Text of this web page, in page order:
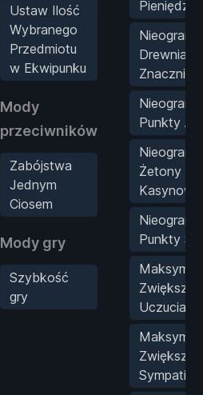
Ustaw Ilość
Wybranego
Przedmiotu
w Ekwipunku
Mody
przeciwników
Zabójstwa
Jednym
Ciosem
Mody gry
Szybkość
gry
Pieniędzy
Drewniane
Znaczniki
Punkty
Żetony
Kasynowe
Punkty
Zwiększ
Uczucia
Zwiększ
Sympatii